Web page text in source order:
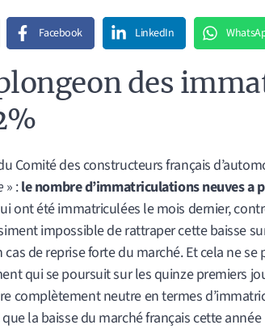
Facebook LinkedIn
des
Comité des constructeurs français
» :le nombre d’immatriculations neuves a
ont été immatriculées le mois dernier,
impossible de rattraper cette baisse
cas de reprise forte du marché. Et cela ne
qui se poursuit sur les quinze premiers
complètement neutre en termes
la baisse du marché français cette année